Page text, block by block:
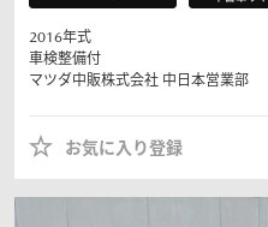
2016年式
車検整備付
マツダ中販株式会社 中日本営業部
お気に入り登録